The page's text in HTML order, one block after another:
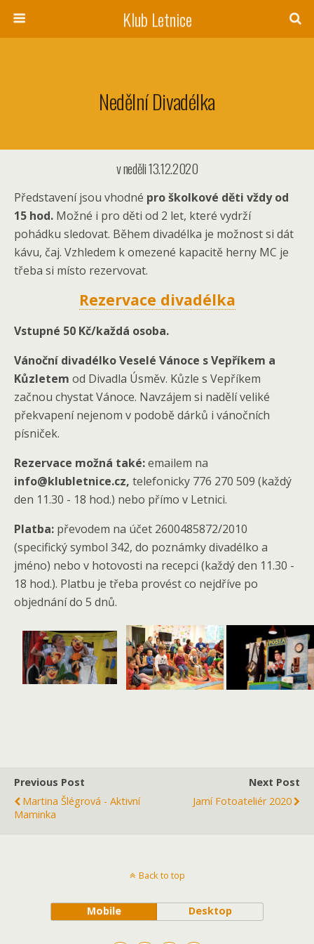
Klub Letnice
Nedělní Divadélka
v neděli 13.12.2020
Představení jsou vhodné pro školkové děti vždy od
15 hod. Možné i pro děti od 2 let, které vydrží
pohádku sledovat. Během divadélka je možnost si dát
kávu, čaj. Vzhledem k omezené kapacitě herny MC je
třeba si místo rezervovat.
Rezervace divadélka
Vstupné 50 Kč/každá osoba.
Vánoční divadélko Veselé Vánoce s Vepříkem a
Kůzletem od Divadla Úsměv. Kůzle s Vepříkem
začnou chystat Vánoce. Navzájem si nadělí veliké
překvapení nejenom v podobě dárků i vánočních
písniček.
Rezervace možná také:emailem na
info@klubletnice.cz, telefonicky 776 270 509 (každý
den 11.30 - 18 hod.) nebo přímo v Letnici.
Platba: převodem na účet 2600485872/2010
(specifický symbol 342, do poznámky divadélko a
jméno) nebo v hotovosti na recepci (každý den 11.30 -
18 hod.). Platbu je třeba provést co nejdříve po
objednání do 5 dnů.
Previous Post
Martina Šlégrová - Aktivní
Maminka
Next Post
Jarní Fotoateliér 2020
Back to top
Mobile Desktop